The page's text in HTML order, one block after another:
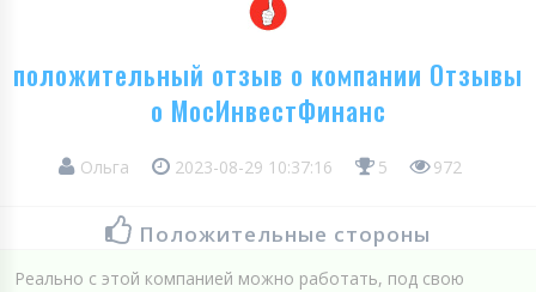
положительный отзыв о компании Отзывы
о МосИнвестФинанс
Ольга 2023-08-29 10:37:16 5 972
Положительные стороны
Реально с этой компанией можно работать, под свою